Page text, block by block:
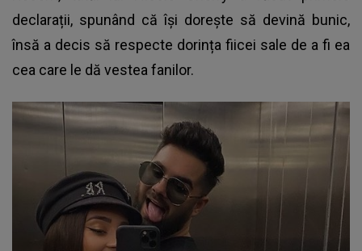
declarații, spunând că își dorește să devină bunic,
însă a decis să respecte dorința fiicei sale de a fi ea
cea care le dă vestea fanilor.